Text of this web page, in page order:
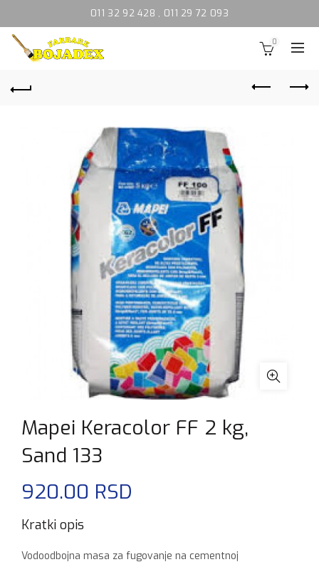
011 32 92 428 , 011 29 72 093
0
Mapei Keracolor FF 2 kg,
Sand 133
920.00 RSD
Kratki opis
Vodoodbojna masa za fugovanje na cementnoj